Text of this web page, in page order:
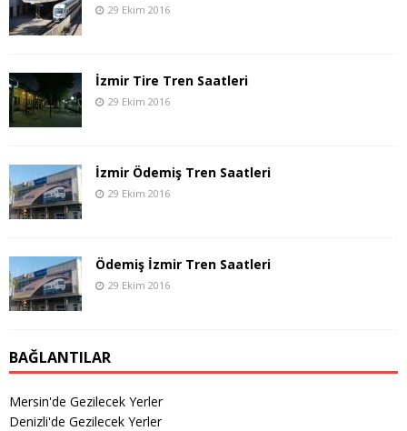
29 Ekim 2016
İzmir Tire Tren Saatleri
29 Ekim 2016
İzmir Ödemiş Tren Saatleri
29 Ekim 2016
Ödemiş İzmir Tren Saatleri
29 Ekim 2016
BAĞLANTILAR
Mersin'de Gezilecek Yerler
Denizli'de Gezilecek Yerler